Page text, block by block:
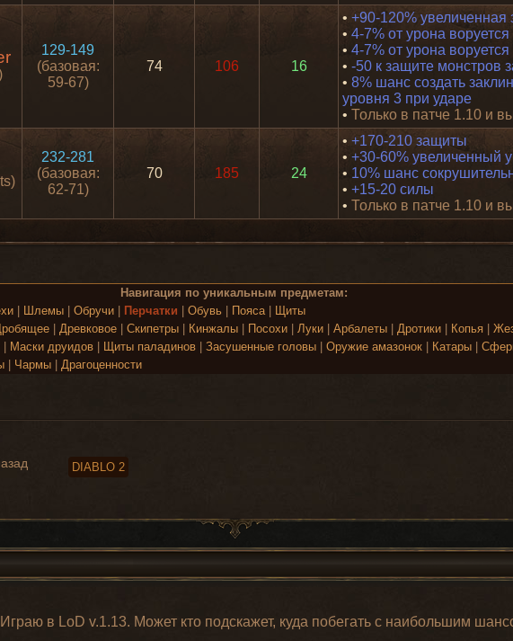
129-149
(базовая:
59-67)
74 106 16
• +90-120% увеличенная
• 4-7% от урона
• 4-7% от урона
• -50 к защите монстров
• 8% шанс создать
уровня 3 при ударе
• Только в патче 1.10 и
232-281
(базовая:
62-71)
70 185 24
• +170-210 защиты
• +30-60% увеличенный
• 10% шанс
• +15-20 силы
• Только в патче 1.10 и
Навигация по уникальным предметам:
| Шлемы| Обручи| Перчатки Обувь| Пояса|
Щиты
| Древковое| Скипетры| Кинжалы| Посохи| Луки| Арбалеты| Дротики| Копья|
| Маски друидов| Щиты паладинов| Засушенные головы| Оружие амазонок| Катары|
| Чармы| Драгоценности
DIABLO 2
в LoD v.1.13. Может кто подскажет, куда побегать с наибольшим